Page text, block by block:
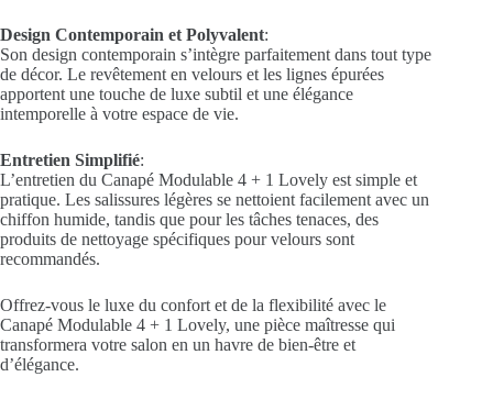
Design Contemporain et Polyvalent:
Son design contemporain s’intègre parfaitement dans tout type
de décor. Le revêtement en velours et les lignes épurées
apportent une touche de luxe subtil et une élégance
intemporelle à votre espace de vie.
Entretien Simplifié:
L’entretien du Canapé Modulable 4 + 1 Lovely est simple et
pratique. Les salissures légères se nettoient facilement avec un
chiffon humide, tandis que pour les tâches tenaces, des
produits de nettoyage spécifiques pour velours sont
recommandés.
Offrez-vous le luxe du confort et de la flexibilité avec le
Canapé Modulable 4 + 1 Lovely, une pièce maîtresse qui
transformera votre salon en un havre de bien-être et
d’élégance.